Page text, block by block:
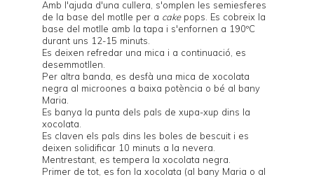
Amb l'ajuda d'una cullera, s'omplen les semiesferes
de la base del motlle per a cakepops. Es cobreix la
base del motlle amb la tapa i s'enfornen a 190ºC
durant uns 12-15 minuts.
Es deixen refredar una mica i a continuació, es
desemmotllen.
Per altra banda, es desfà una mica de xocolata
negra al microones a baixa potència o bé al bany
Maria.
Es banya la punta dels pals de xupa-xup dins la
xocolata.
Es claven els pals dins les boles de bescuit i es
deixen solidificar 10 minuts a la nevera.
Mentrestant, es tempera la xocolata negra.
Primer de tot, es fon la xocolata (al bany Maria o al